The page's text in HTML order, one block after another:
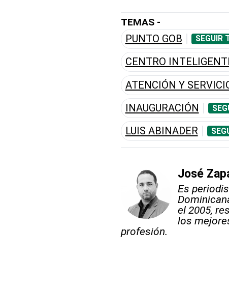
TEMAS -
PUNTO GOB SEGUIR
CENTRO
ATENCIÓN Y
INAUGURACIÓN
LUIS ABINADER
José
Es
el 2005,
los
profesión.